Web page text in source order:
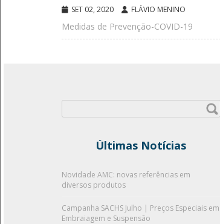
SET 02, 2020 FLÁVIO MENINO
Medidas de Prevenção-COVID-19
por:
Últimas Notícias
Novidade AMC: novas referências em
diversos produtos
Campanha SACHS Julho | Preços Especiais em
Embraiagem e Suspensão